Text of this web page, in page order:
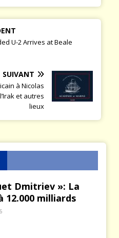
U-2 Arrives at Beale
SUIVANT
à Nicolas
et autres
lieux
Dmitriev »: La
12.000 milliards